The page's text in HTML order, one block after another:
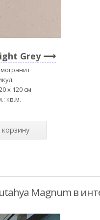
Grey
x 120 см
кв.м.
Magnum в